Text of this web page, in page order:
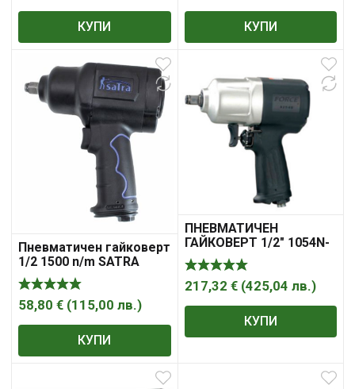
КУПИ КУПИ
Пневматичен гайковерт
1/2 1500 n/m SATRA
58,80 € (115,00 лв.)
КУПИ
ПНЕВМАТИЧЕН
ГАЙКОВЕРТ 1/2″ 1054N-
M FORCE
217,32 € (425,04 лв.)
КУПИ